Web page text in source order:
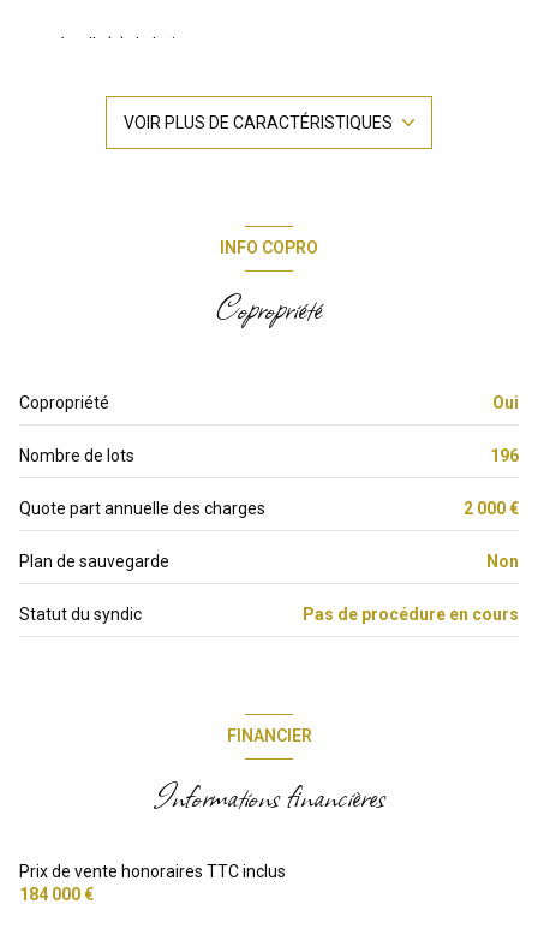
1 salle(s) de bain
Chauffage collectif : radiateur (gaz)
6 étage(s)
ascenseur
vue Verdure et terrasse
VOIR PLUS DE CARACTÉRISTIQUES
INFO COPRO
Copropriété
Copropriété Oui
Nombre de lots 196
Quote part annuelle des charges 2 000 €
Plan de sauvegarde Non
Statut du syndic Pas de procédure en cours
FINANCIER
Informations financières
Prix de vente honoraires TTC inclus
184 000 €